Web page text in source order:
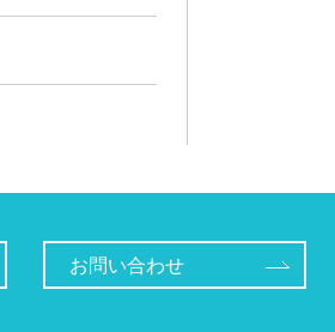
お問い合わせ